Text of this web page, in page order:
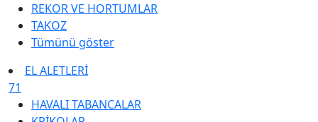
REKOR VE HORTUMLAR
TAKOZ
Tümünü göster
EL ALETLERİ
71
HAVALI TABANCALAR